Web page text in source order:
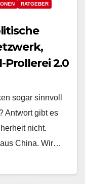
RATGEBER
Prollerei 2.0
sogar sinnvoll
Antwort gibt es
nicht.
China. Wir…